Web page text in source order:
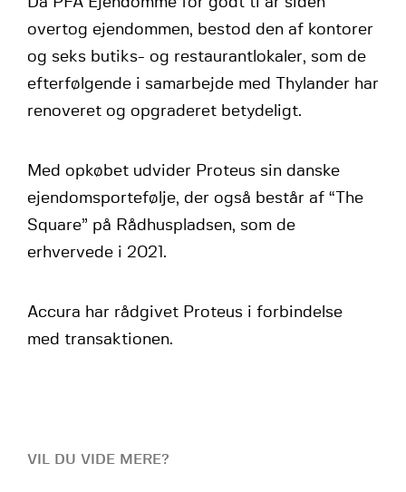
overtog ejendommen, bestod den af kontorer
og seks butiks- og restaurantlokaler, som de
efterfølgende i samarbejde med Thylander har
renoveret og opgraderet betydeligt.
Med opkøbet udvider Proteus sin danske
ejendomsportefølje, der også består af “The
Square” på Rådhuspladsen, som de
erhvervede i 2021.
Accura har rådgivet Proteus i forbindelse
med transaktionen.
VIL DU VIDE MERE?